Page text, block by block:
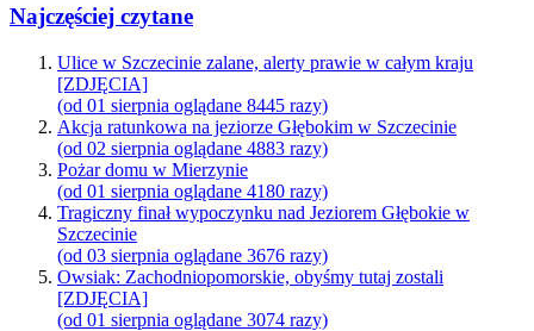
Najczęściej czytane
Ulice w Szczecinie zalane, alerty prawie w całym kraju
[ZDJĘCIA]
(od 01 sierpnia oglądane 8445 razy)
Akcja ratunkowa na jeziorze Głębokim w Szczecinie
(od 02 sierpnia oglądane 4883 razy)
Pożar domu w Mierzynie
(od 01 sierpnia oglądane 4180 razy)
Tragiczny finał wypoczynku nad Jeziorem Głębokie w
Szczecinie
(od 03 sierpnia oglądane 3676 razy)
Owsiak: Zachodniopomorskie, obyśmy tutaj zostali
[ZDJĘCIA]
(od 01 sierpnia oglądane 3074 razy)